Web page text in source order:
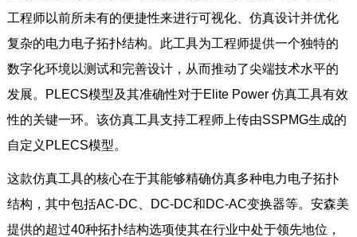
工程师以前所未有的便捷性来进行可视化、仿真设计并优化
复杂的电力电子拓扑结构。此工具为工程师提供一个独特的
数字化环境以测试和完善设计，从而推动了尖端技术水平的
发展。PLECS模型及其准确性对于Elite Power 仿真工具有效
性的关键一环。该仿真工具支持工程师上传由SSPMG生成的
自定义PLECS模型。
这款仿真工具的核心在于其能够精确仿真多种电力电子拓扑
结构，其中包括AC-DC、DC-DC和DC-AC变换器等。安森美
提供的超过40种拓扑结构选项使其在行业中处于领先地位，